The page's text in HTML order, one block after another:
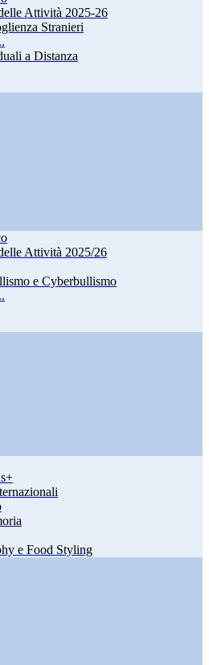
Attività 2025-26
Stranieri
a Distanza
Attività 2025/26
e Cyberbullismo
e Food Styling